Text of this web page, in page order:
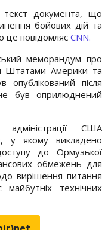
документа, що
бойових дій та
це повідомляє CNN.
меморандум про
Штатами Америки та
опублікований після
був оприлюднений
адміністрації США
у якому викладено
до Ормузької
обмежень для
вирішення питання
технічних